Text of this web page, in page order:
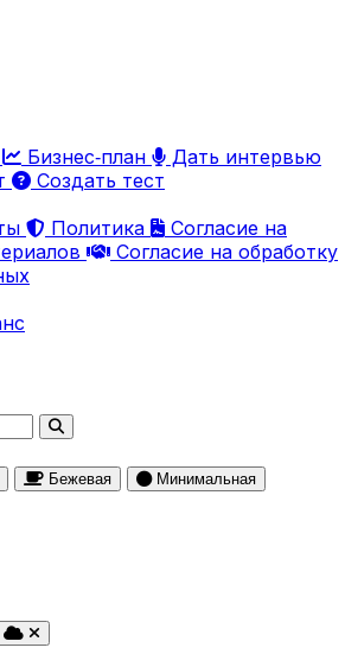
Бизнес‑план
Дать интервью
Создать тест
Политика
Согласие на
Согласие на обработку
Бежевая
Минимальная